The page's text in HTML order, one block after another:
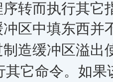
转而执行其它
区中填东西并
制造缓冲区溢出
其它命令。如果